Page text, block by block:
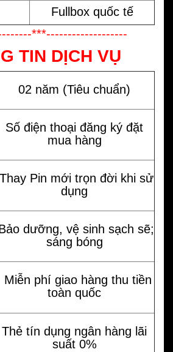
Fullbox quốc tế
***-------------------
TIN DỊCH VỤ
02 năm (Tiêu chuẩn)
Số điện thoại đăng ký đặt
mua hàng
Thay Pin mới trọn đời khi sử
dụng
dưỡng, vệ sinh sạch sẽ;
sáng bóng
Miễn phí giao hàng thu tiền
toàn quốc
Thẻ tín dụng ngân hàng lãi
suất 0%